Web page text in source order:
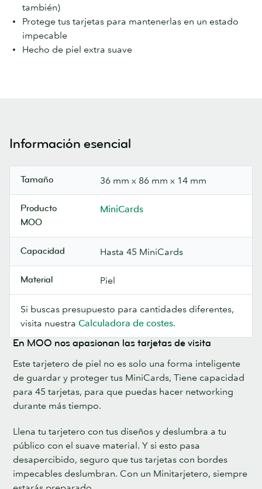
también)
Protege tus tarjetas para mantenerlas en un estado
impecable
Hecho de piel extra suave
Información esencial
Tamaño 36 mm x 86 mm x 14 mm
Producto
MOO
MiniCards
Capacidad Hasta 45 MiniCards
Material Piel
Si buscas presupuesto para cantidades diferentes,
visita nuestra Calculadora de costes.
En MOO nos apasionan las tarjetas de visita
Este tarjetero de piel no es solo una forma inteligente
de guardar y proteger tus MiniCards, Tiene capacidad
para 45 tarjetas, para que puedas hacer networking
durante más tiempo.
Llena tu tarjetero con tus diseños y deslumbra a tu
público con el suave material. Y si esto pasa
desapercibido, seguro que tus tarjetas con bordes
impecables deslumbran. Con un Minitarjetero, siempre